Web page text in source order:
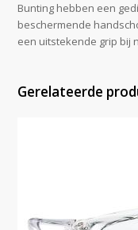
Bunting hebben een
beschermende
een uitstekende grip bij
Gerelateerde